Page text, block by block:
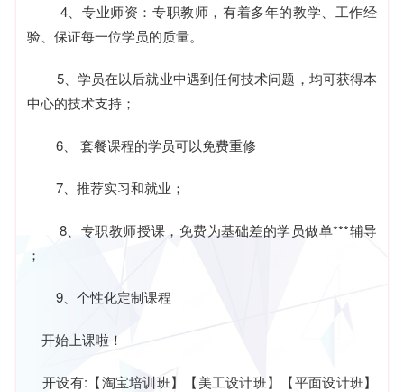
4、专业师资：专职教师，有着多年的教学、工作经
验、保证每一位学员的质量。
5、学员在以后就业中遇到任何技术问题，均可获得本
中心的技术支持；
6、 套餐课程的学员可以免费重修
7、推荐实习和就业；
8、专职教师授课，免费为基础差的学员做单***辅导
；
9、个性化定制课程
开始上课啦！
开设有:【淘宝培训班】【美工设计班】【平面设计班】